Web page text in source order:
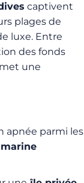
captivent
plages de
luxe. Entre
des fonds
une
apnée parmi les